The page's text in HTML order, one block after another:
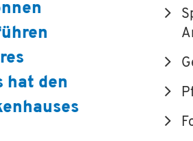
hat den